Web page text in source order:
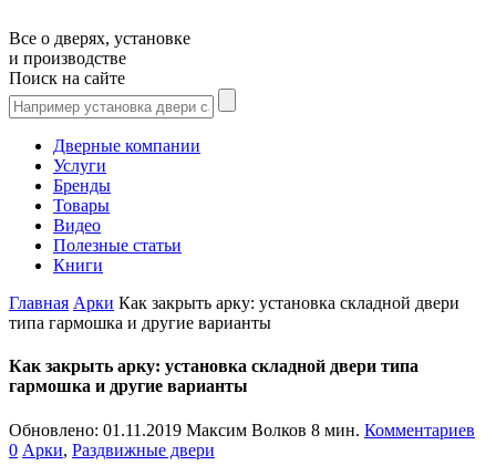
Все о дверях, установке
и производстве
Поиск на сайте
Дверные компании
Услуги
Бренды
Товары
Видео
Полезные статьи
Книги
Главная Арки Как закрыть арку: установка складной двери
типа гармошка и другие варианты
Как закрыть арку: установка складной двери типа
гармошка и другие варианты
Обновлено: 01.11.2019 Максим Волков 8 мин. Комментариев
0 Арки, Раздвижные двери